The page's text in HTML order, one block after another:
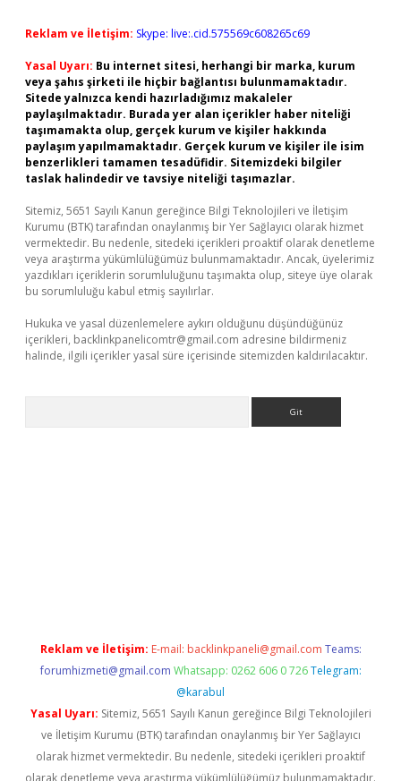
Reklam ve İletişim: Skype: live:.cid.575569c608265c69
Yasal Uyarı: Bu internet sitesi, herhangi bir marka, kurum
veya şahıs şirketi ile hiçbir bağlantısı bulunmamaktadır.
Sitede yalnızca kendi hazırladığımız makaleler
paylaşılmaktadır. Burada yer alan içerikler haber niteliği
taşımamakta olup, gerçek kurum ve kişiler hakkında
paylaşım yapılmamaktadır. Gerçek kurum ve kişiler ile isim
benzerlikleri tamamen tesadüfidir. Sitemizdeki bilgiler
taslak halindedir ve tavsiye niteliği taşımazlar.
Sitemiz, 5651 Sayılı Kanun gereğince Bilgi Teknolojileri ve İletişim
Kurumu (BTK) tarafından onaylanmış bir Yer Sağlayıcı olarak hizmet
vermektedir. Bu nedenle, sitedeki içerikleri proaktif olarak denetleme
veya araştırma yükümlülüğümüz bulunmamaktadır. Ancak, üyelerimiz
yazdıkları içeriklerin sorumluluğunu taşımakta olup, siteye üye olarak
bu sorumluluğu kabul etmiş sayılırlar.
Hukuka ve yasal düzenlemelere aykırı olduğunu düşündüğünüz
içerikleri, backlinkpanelicomtr@gmail.com adresine bildirmeniz
halinde, ilgili içerikler yasal süre içerisinde sitemizden kaldırılacaktır.
Reklam ve İletişim: E-mail: backlinkpaneli@gmail.com Teams:
forumhizmeti@gmail.com Whatsapp: 0262 606 0 726 Telegram:
@karabul
Yasal Uyarı: Sitemiz, 5651 Sayılı Kanun gereğince Bilgi Teknolojileri
ve İletişim Kurumu (BTK) tarafından onaylanmış bir Yer Sağlayıcı
olarak hizmet vermektedir. Bu nedenle, sitedeki içerikleri proaktif
olarak denetleme veya araştırma yükümlülüğümüz bulunmamaktadır.